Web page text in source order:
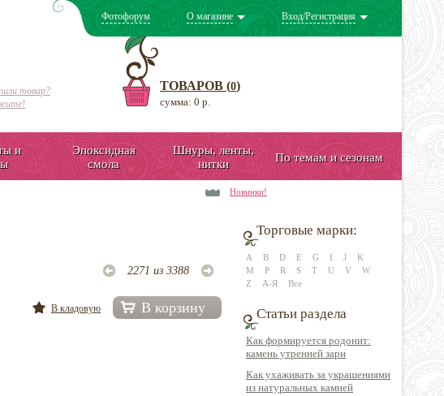
товар?
Фотофорум О магазине Вход/Регистрация
ТОВАРОВ (0)
сумма: 0 р.
и
Эпоксидная
смола
Шнуры, ленты,
нитки
По темам и сезонам
Новинки!
2271 из 3388
В корзину
В кладовую
Торговые марки:
A B D E G I J
K
M
P R S T U V
W
Z
А-Я Все
Статьи раздела
Как формируется родонит:
камень утренней зари
Как ухаживать за украшениями
из натуральных камней